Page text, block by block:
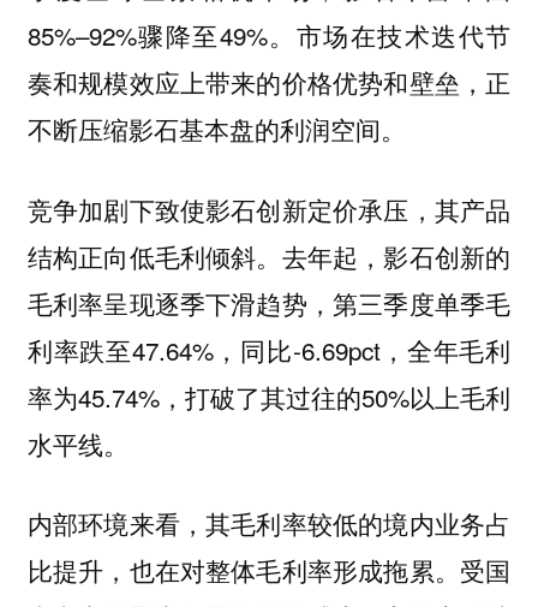
85%–92%骤降至49%。市场在技术迭代节
奏和规模效应上带来的价格优势和壁垒，正
不断压缩影石基本盘的利润空间。
竞争加剧下致使影石创新定价承压，其产品
结构正向低毛利倾斜。去年起，影石创新的
毛利率呈现逐季下滑趋势，第三季度单季毛
利率跌至47.64%，同比-6.69pct，全年毛利
率为45.74%，打破了其过往的50%以上毛利
水平线。
内部环境来看，其毛利率较低的境内业务占
比提升，也在对整体毛利率形成拖累。受国